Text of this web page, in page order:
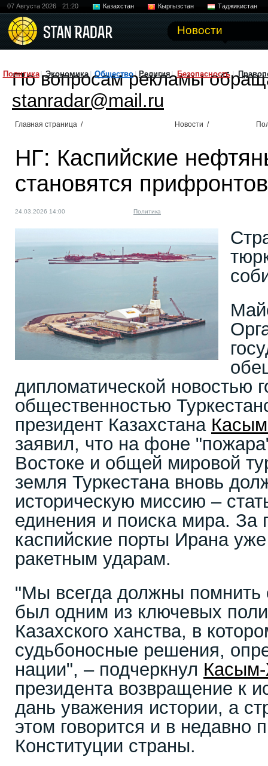
07 Августа 2026 21:20 Казахстан Кыргызстан Таджикистан
Новости
Политика Экономика Общество Религия Безопасность
По вопросам рекламы
stanradar@mail.ru
Главная страница / Новости /
НГ: Каспийские
становятся
24.03.2026 14:00 Политика
дипломатической новостью
общественностью
президент Казахстана
заявил, что на фоне
Востоке и общей мировой
земля Туркестана вновь
историческую миссию –
единения и поиска мира. За
каспийские порты Ирана
ракетным ударам.
"Мы всегда должны помнить
был одним из ключевых
Казахского ханства, в
судьбоносные решения,
нации", – подчеркнул
президента возвращение к
дань уважения истории, а
этом говорится и в недавно
Конституции страны.